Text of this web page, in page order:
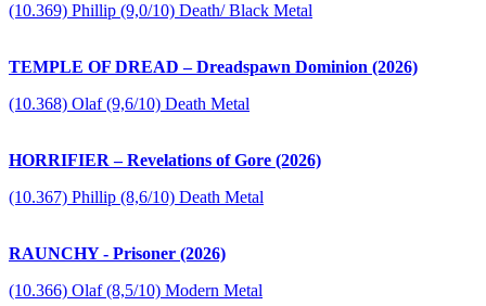
(10.369) Phillip (9,0/10) Death/ Black Metal
TEMPLE OF DREAD – Dreadspawn Dominion (2026)
(10.368) Olaf (9,6/10) Death Metal
HORRIFIER – Revelations of Gore (2026)
(10.367) Phillip (8,6/10) Death Metal
RAUNCHY - Prisoner (2026)
(10.366) Olaf (8,5/10) Modern Metal